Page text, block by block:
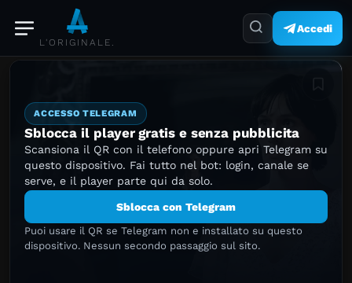
L'ORIGINALE.
Accedi
ACCESSO TELEGRAM
Sblocca il player gratis e senza pubblicita
Scansiona il QR con il telefono oppure apri Telegram su
questo dispositivo. Fai tutto nel bot: login, canale se
serve, e il player parte qui da solo.
Sblocca con Telegram
Puoi usare il QR se Telegram non e installato su questo
dispositivo. Nessun secondo passaggio sul sito.